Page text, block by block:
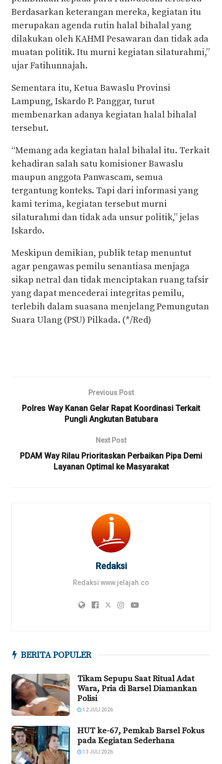
Berdasarkan keterangan mereka, kegiatan itu
merupakan agenda rutin halal bihalal yang
dilakukan oleh KAHMI Pesawaran dan tidak ada
muatan politik. Itu murni kegiatan silaturahmi,”
ujar Fatihunnajah.
Sementara itu, Ketua Bawaslu Provinsi
Lampung, Iskardo P. Panggar, turut
membenarkan adanya kegiatan halal bihalal
tersebut.
“Memang ada kegiatan halal bihalal itu. Terkait
kehadiran salah satu komisioner Bawaslu
maupun anggota Panwascam, semua
tergantung konteks. Tapi dari informasi yang
kami terima, kegiatan tersebut murni
silaturahmi dan tidak ada unsur politik,” jelas
Iskardo.
Meskipun demikian, publik tetap menuntut
agar pengawas pemilu senantiasa menjaga
sikap netral dan tidak menciptakan ruang tafsir
yang dapat mencederai integritas pemilu,
terlebih dalam suasana menjelang Pemungutan
Suara Ulang (PSU) Pilkada. (*/Red)
Previous Post
Polres Way Kanan Gelar Rapat Koordinasi Terkait
Pungli Angkutan Batubara
Next Post
PDAM Way Rilau Prioritaskan Perbaikan Pipa Demi
Layanan Optimal ke Masyarakat
Redaksi
Redaksi www.jelajah.co
BERITA POPULER
Tikam Sepupu Saat Ritual Adat
Wara, Pria di Barsel Diamankan
Polisi
12 JULI 2026
HUT ke-67, Pemkab Barsel Fokus
pada Kegiatan Sederhana
13 JULI 2026